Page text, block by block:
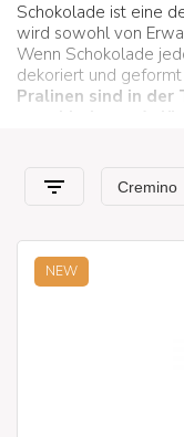
Schokolade ist eine
wird sowohl von
Wenn Schokolade
dekoriert und
Pralinen sind in der
(vielleicht
um ihnen für ihre
erhältlich, die sich
zum Verschenken
NEW